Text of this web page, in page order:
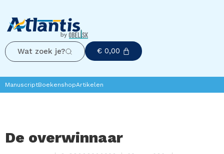
Wat zoek je? € 0,00
ManuscriptBoekenshopArtikelen
De overwinnaar